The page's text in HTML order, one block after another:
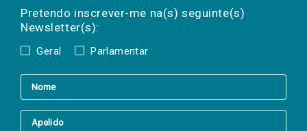
Pretendo inscrever-me na(s) seguinte(s)
Newsletter(s):
Geral Parlamentar
a(s) newsletter(s).
mail